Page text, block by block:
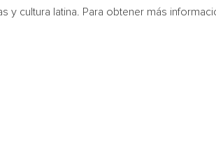
cultura latina. Para obtener más